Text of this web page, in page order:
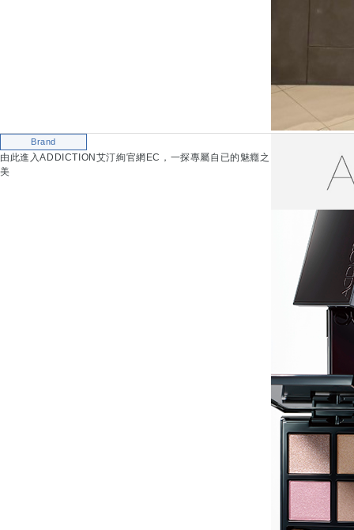
Brand
由此進入ADDICTION艾汀絢官網EC，一探專屬自已的魅癮之
美